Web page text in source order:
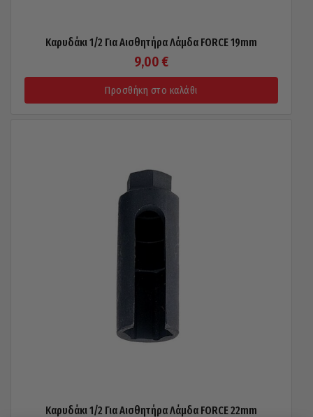
Καρυδάκι 1/2 Για Αισθητήρα Λάμδα FORCE 19mm
9,00 €
Προσθήκη στο καλάθι
Καρυδάκι 1/2 Για Αισθητήρα Λάμδα FORCE 22mm